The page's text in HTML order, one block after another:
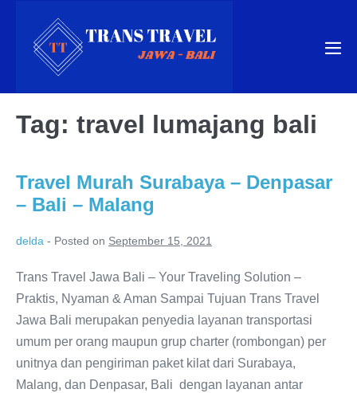
content
Tag: travel lumajang bali
Travel Murah Surabaya – Denpasar
– Bali – Malang
delda - Posted on September 15, 2021
Trans Travel Jawa Bali – Your Traveling Solution –
Praktis, Nyaman & Aman Sampai Tujuan Trans Travel
Jawa Bali merupakan penyedia layanan transportasi
umum per orang maupun grup charter (rombongan) per
unitnya dan pengiriman paket kilat dari Surabaya,
Malang, dan Denpasar, Bali dengan layanan antar